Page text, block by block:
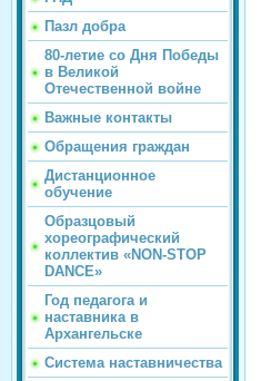
Пазл добра
80-летие со Дня Победы
в Великой
Отечественной войне
Важные контакты
Обращения граждан
Дистанционное
обучение
Образцовый
хореографический
коллектив «NON-STOP
DANCE»
Год педагога и
наставника в
Архангельске
Система наставничества